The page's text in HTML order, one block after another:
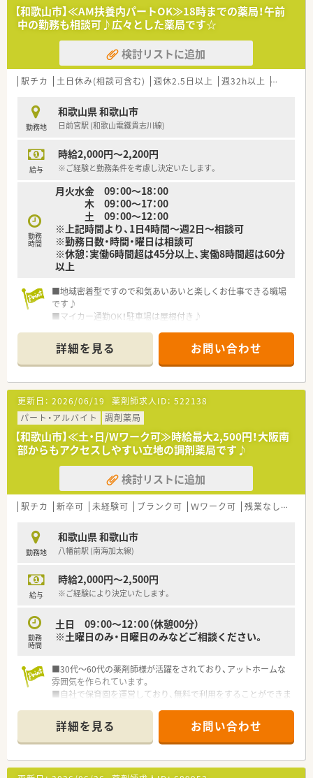
【和歌山市】≪AM扶養内パートOK≫18時までの薬局！午前
中の勤務も相談可♪広々とした薬局です☆
検討リストに追加
駅チカ 土日休み(相談可含む) 週休2.5日以上 週32h以上 新卒可
勤務地
和歌山県 和歌山市
日前宮駅 (和歌山電鐵貴志川線)
給与
時給2,000円～2,200円
※ご経験と勤務条件を考慮し決定いたします。
勤務
時間
月火水金 09：00～18：00
木 09：00～17：00
土 09：00～12：00
※上記時間より、1日4時間～週2日～相談可
※勤務日数・時間・曜日は相談可
※休憩：実働6時間超は45分以上、実働8時間超は60分
以上
■地域密着型ですので和気あいあいと楽しくお仕事できる職場
です♪
■マイカー通勤OK！駐車場は屋根付き♪
詳細を見る お問い合わせ
更新日： 2026/06/19 薬剤師求人ID： 522138
パート・アルバイト
調剤薬局
【和歌山市】≪土・日/Wワーク可≫時給最大2,500円！大阪南
部からもアクセスしやすい立地の調剤薬局です♪
検討リストに追加
駅チカ 新卒可 未経験可 ブランク可 Ｗワーク可 残業なし(ほぼなし含む)
勤務地
和歌山県 和歌山市
八幡前駅 (南海加太線)
給与
時給2,000円～2,500円
※ご経験により決定いたします。
勤務
時間
土日 09：00～12：00（休憩00分）
※土曜日のみ・日曜日のみなどご相談ください。
■30代～60代の薬剤師様が活躍をされており、アットホームな
雰囲気を作られています。
■自社で保育園を運営しており、無料で利用をすることができま
詳細を見る お問い合わせ